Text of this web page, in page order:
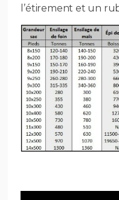
l’étirement et un